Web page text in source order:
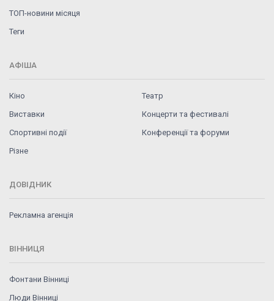
ТОП-новини місяця
Теги
АФІША
Кіно
Театр
Виставки
Концерти та фестивалі
Спортивні події
Конференції та форуми
Різне
ДОВІДНИК
Рекламна агенція
ВІННИЦЯ
Фонтани Вінниці
Люди Вінниці